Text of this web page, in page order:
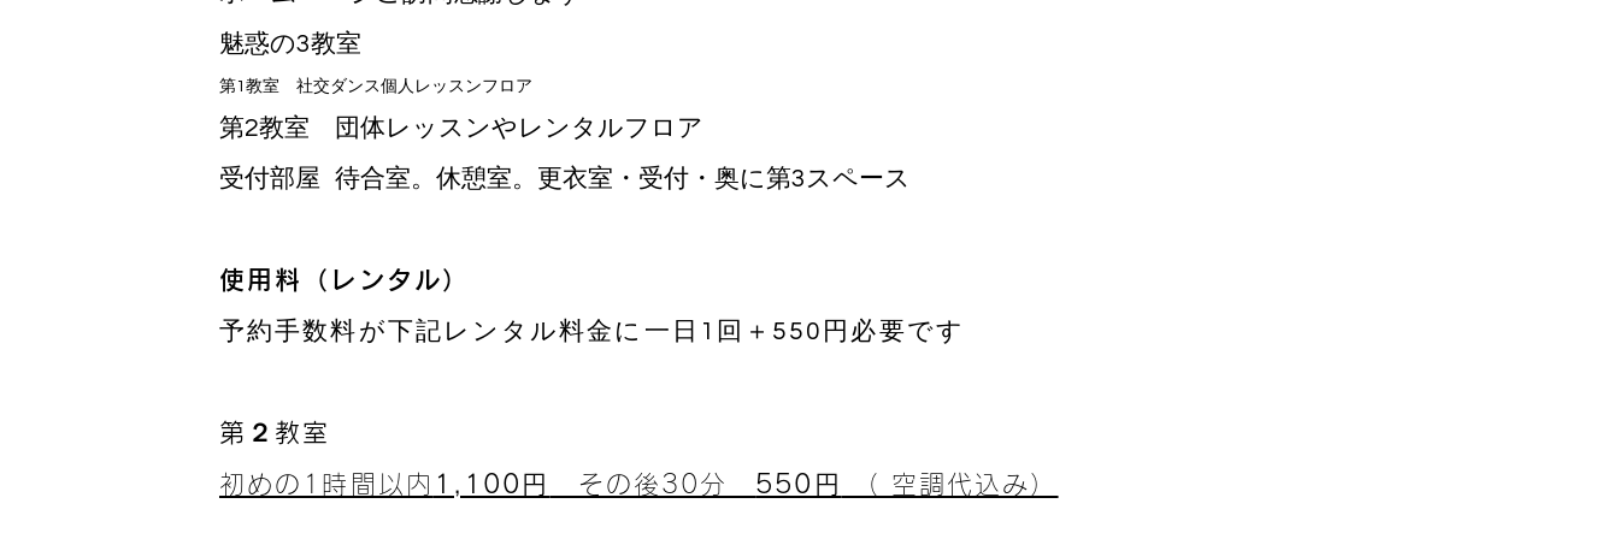
魅惑の3教室
第1教室 社交ダンス個人レッスンフロア
第2教室 団体レッスンやレンタルフロア
受付部屋 待合室。休憩室。更衣室・受付・奥に第3スペース
使用料（レンタル）
​予約手数料が下記レンタル料金に一日1回＋550円必要です
第２教室
初めの1時間以内 1,100円 その後30分 550円 （ 空調代込み）